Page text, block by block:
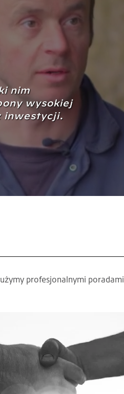
nim
wysokiej
inwestycji.
profesjonalnymi poradami